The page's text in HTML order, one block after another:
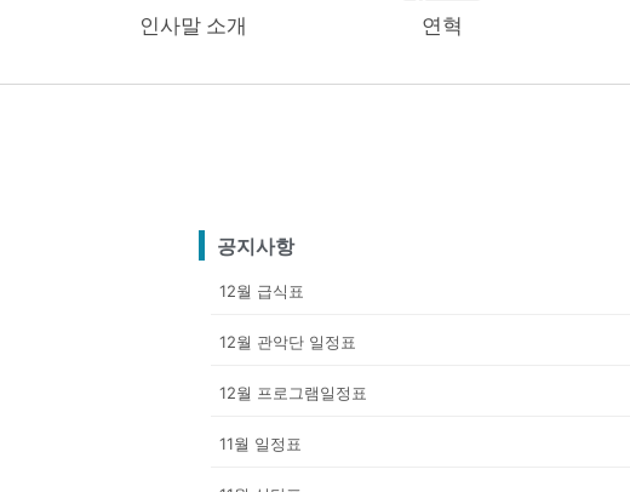
인사말 소개 연혁
공지사항
12월 급식표
12월 관악단 일정표
12월 프로그램일정표
11월 일정표